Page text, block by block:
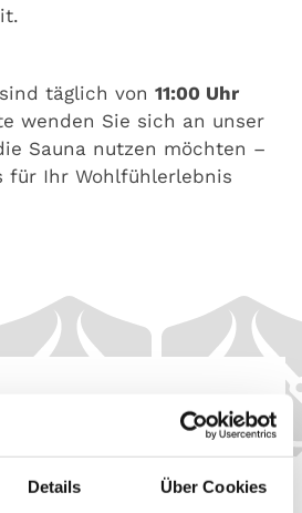
Details Über Cookies
sind täglich von 11:00 Uhr
wenden Sie sich an unser
Sauna nutzen möchten –
für Ihr Wohlfühlerlebnis
Entspannung
Seele